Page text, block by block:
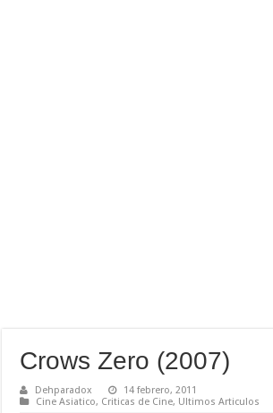
Crows Zero (2007)
Dehparadox
14 febrero, 2011
Cine Asiatico, Criticas de Cine, Ultimos Articulos